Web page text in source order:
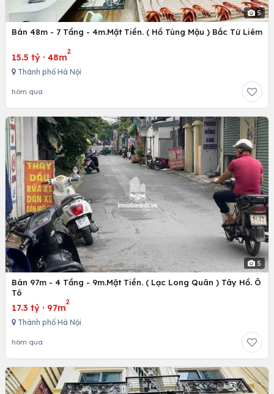
5
Bán 48m - 7 Tầng - 4m.Mặt Tiền. ( Hồ Tùng Mậu ) Bắc Từ Liêm
15.5 tỷ · 48m
2
Thành phố Hà Nội
hôm qua
5
Bán 97m - 4 Tầng - 9m.Mặt Tiền. ( Lạc Long Quân ) Tây Hồ. Ô
Tô
17.3 tỷ · 97m
2
Thành phố Hà Nội
hôm qua